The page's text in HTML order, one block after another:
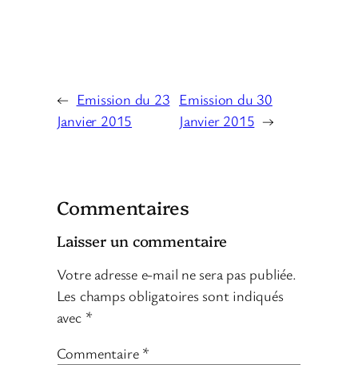
← Emission du 23
Janvier 2015
Emission du 30
Janvier 2015 →
Commentaires
Laisser un commentaire
Votre adresse e-mail ne sera pas publiée.
Les champs obligatoires sont indiqués
avec *
Commentaire *